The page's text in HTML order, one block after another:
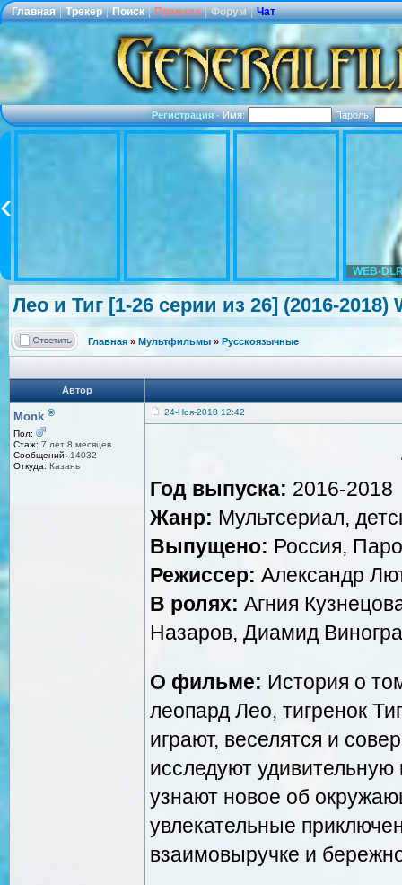
Главная | Трекер | Поиск | Правила | Форум | Чат
Регистрация·Имя: Пароль:
WEB-
Лео и Тиг [1-26 серии из 26] (2016-2018)
Главная » Мультфильмы » Русскоязычные
Автор
Monk ®
Пол:
Стаж: 7 лет 8 месяцев
Сообщений: 14032
Откуда: Казань
24-Ноя-2018 12:42
Год выпуска: 2016-2018
Жанр: Мультсериал,
Выпущено: Россия,
Режиссер: Александр
В ролях: Агния
Назаров, Диамид
О фильме: История о
леопард Лео, тигренок
играют, веселятся и
исследуют
узнают новое об
увлекательные
взаимовыручке и